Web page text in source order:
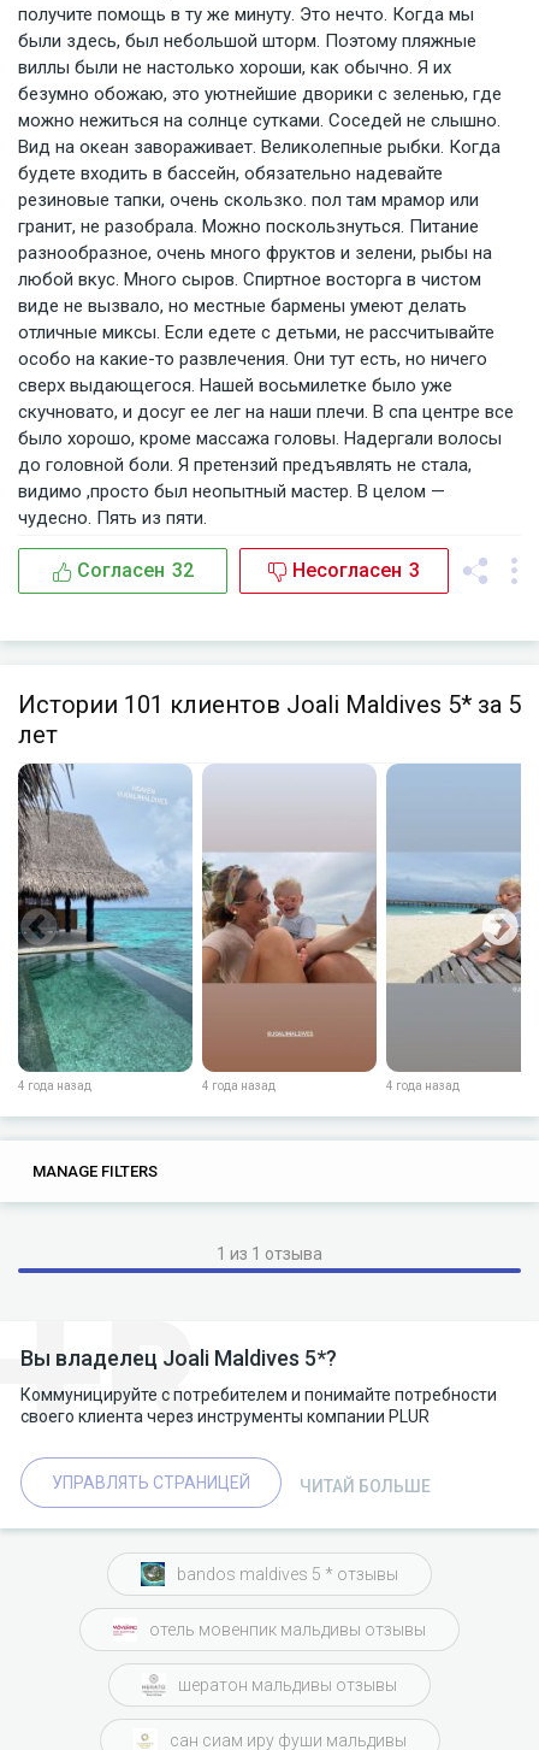
получите помощь в ту же минуту. Это нечто. Когда мы
были здесь, был небольшой шторм. Поэтому пляжные
виллы были не настолько хороши, как обычно. Я их
безумно обожаю, это уютнейшие дворики с зеленью, где
можно нежиться на солнце сутками. Соседей не слышно.
Вид на океан завораживает. Великолепные рыбки. Когда
будете входить в бассейн, обязательно надевайте
резиновые тапки, очень скользко. пол там мрамор или
гранит, не разобрала. Можно поскользнуться. Питание
разнообразное, очень много фруктов и зелени, рыбы на
любой вкус. Много сыров. Спиртное восторга в чистом
виде не вызвало, но местные бармены умеют делать
отличные миксы. Если едете с детьми, не рассчитывайте
особо на какие-то развлечения. Они тут есть, но ничего
сверх выдающегося. Нашей восьмилетке было уже
скучновато, и досуг ее лег на наши плечи. В спа центре все
было хорошо, кроме массажа головы. Надергали волосы
до головной боли. Я претензий предъявлять не стала,
видимо ,просто был неопытный мастер. В целом —
чудесно. Пять из пяти.
Согласен 32 Несогласен 3
Истории 101 клиентов Joali Maldives 5* за 5
лет
4 года назад 4 года назад 4 года назад
TAGS 0
MANAGE FILTERS
1 из 1 отзыва
Вы владелец Joali Maldives 5*?
Коммуницируйте с потребителем и понимайте потребности
своего клиента через инструменты компании PLUR
УПРАВЛЯТЬ СТРАНИЦЕЙ ЧИТАЙ БОЛЬШЕ
bandos maldives 5 * отзывы
отель мовенпик мальдивы отзывы
шератон мальдивы отзывы
сан сиам иру фуши мальдивы